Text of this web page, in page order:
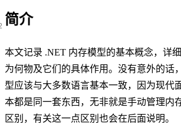
简介
本文记录 .NET 内存模型的基本概念，详
为何物及它们的具体作用。没有意外的话
型应该与大多数语言基本一致，因为现代
本都是同一套东西，无非就是手动管理内
区别，有关这一点区别也会在后面说明。